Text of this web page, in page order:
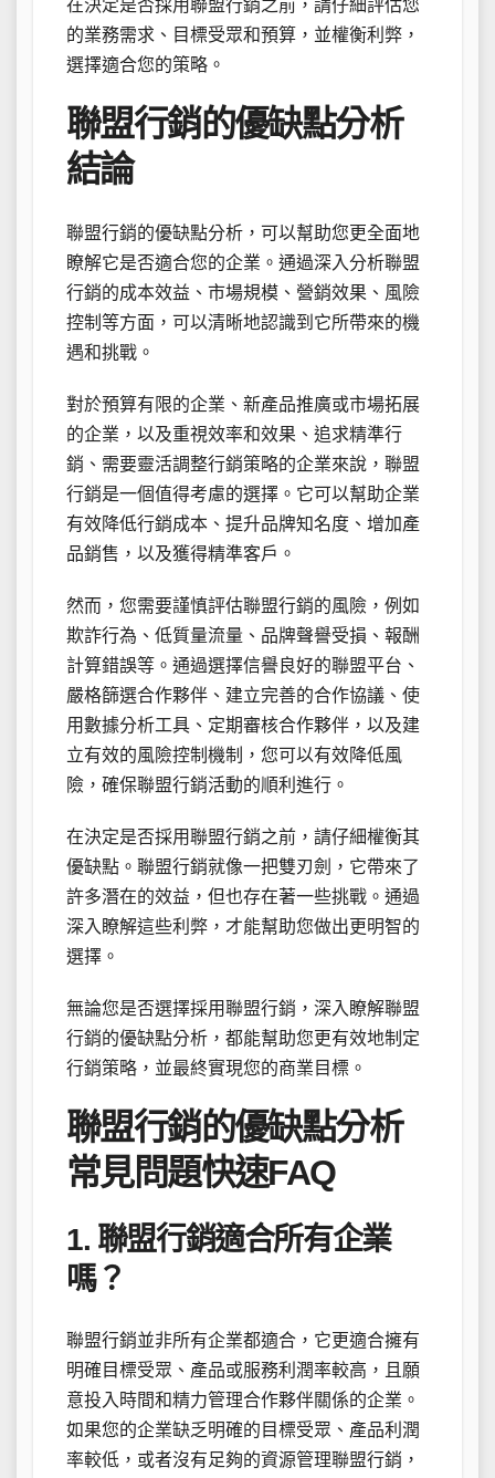
在決定是否採用聯盟行銷之前，請仔細評估您
的業務需求、目標受眾和預算，並權衡利弊，
選擇適合您的策略。
聯盟行銷的優缺點分析
結論
聯盟行銷的優缺點分析，可以幫助您更全面地
瞭解它是否適合您的企業。通過深入分析聯盟
行銷的成本效益、市場規模、營銷效果、風險
控制等方面，可以清晰地認識到它所帶來的機
遇和挑戰。
對於預算有限的企業、新產品推廣或市場拓展
的企業，以及重視效率和效果、追求精準行
銷、需要靈活調整行銷策略的企業來說，聯盟
行銷是一個值得考慮的選擇。它可以幫助企業
有效降低行銷成本、提升品牌知名度、增加產
品銷售，以及獲得精準客戶。
然而，您需要謹慎評估聯盟行銷的風險，例如
欺詐行為、低質量流量、品牌聲譽受損、報酬
計算錯誤等。通過選擇信譽良好的聯盟平台、
嚴格篩選合作夥伴、建立完善的合作協議、使
用數據分析工具、定期審核合作夥伴，以及建
立有效的風險控制機制，您可以有效降低風
險，確保聯盟行銷活動的順利進行。
在決定是否採用聯盟行銷之前，請仔細權衡其
優缺點。聯盟行銷就像一把雙刃劍，它帶來了
許多潛在的效益，但也存在著一些挑戰。通過
深入瞭解這些利弊，才能幫助您做出更明智的
選擇。
無論您是否選擇採用聯盟行銷，深入瞭解聯盟
行銷的優缺點分析，都能幫助您更有效地制定
行銷策略，並最終實現您的商業目標。
聯盟行銷的優缺點分析
常見問題快速FAQ
1. 聯盟行銷適合所有企業
嗎？
聯盟行銷並非所有企業都適合，它更適合擁有
明確目標受眾、產品或服務利潤率較高，且願
意投入時間和精力管理合作夥伴關係的企業。
如果您的企業缺乏明確的目標受眾、產品利潤
率較低，或者沒有足夠的資源管理聯盟行銷，